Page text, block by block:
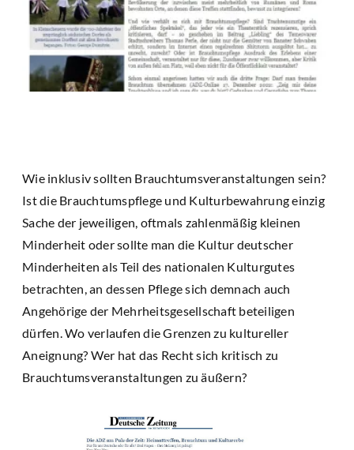
Wie inklusiv sollten Brauchtumsveranstaltungen sein?
Ist die Brauchtumspflege und Kulturbewahrung einzig
Sache der jeweiligen, oftmals zahlenmäßig kleinen
Minderheit oder sollte man die Kultur deutscher
Minderheiten als Teil des nationalen Kulturgutes
betrachten, an dessen Pflege sich demnach auch
Angehörige der Mehrheitsgesellschaft beteiligen
dürfen. Wo verlaufen die Grenzen zu kultureller
Aneignung? Wer hat das Recht sich kritisch zu
Brauchtumsveranstaltungen zu äußern?